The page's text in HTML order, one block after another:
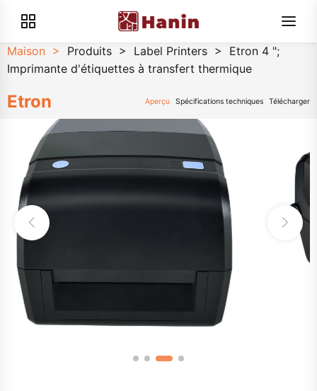
Maison > Produits > Label Printers >
Etron 4 ";
Imprimante d'étiquettes à transfert thermique
Etron Aperçu Spécifications techniques Télécharger